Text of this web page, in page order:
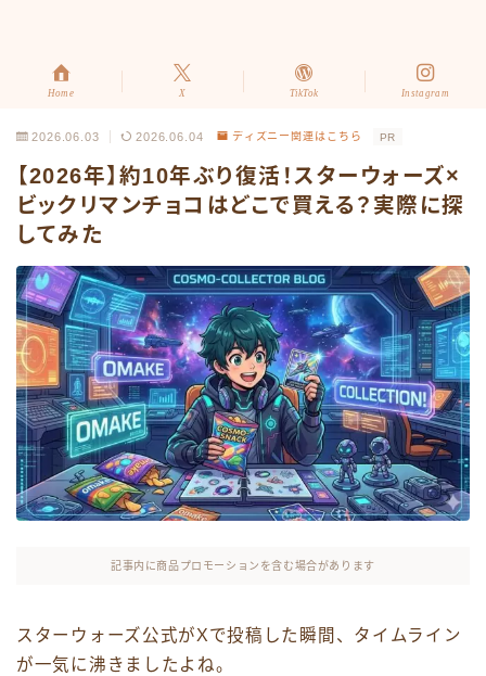
Home X TikTok Instagram
2026.06.03 2026.06.04 ディズニー関連はこちら PR
【2026年】約10年ぶり復活！スターウォーズ×
ビックリマンチョコはどこで買える？実際に探
してみた
記事内に商品プロモーションを含む場合があります
スターウォーズ公式がXで投稿した瞬間、タイムライン
が一気に沸きましたよね。